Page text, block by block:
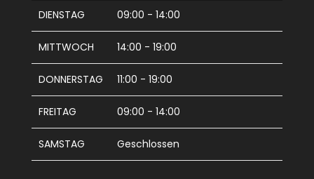
DIENSTAG 09:00 - 14:00
MITTWOCH 14:00 - 19:00
DONNERSTAG 11:00 - 19:00
FREITAG 09:00 - 14:00
SAMSTAG Geschlossen